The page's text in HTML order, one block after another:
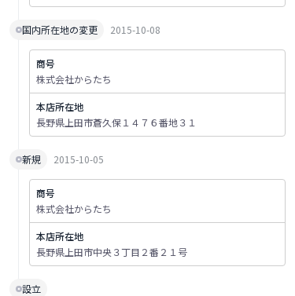
国内所在地の変更 2015-10-08
商号
株式会社からたち
本店所在地
長野県上田市蒼久保１４７６番地３１
新規 2015-10-05
商号
株式会社からたち
本店所在地
長野県上田市中央３丁目２番２１号
設立